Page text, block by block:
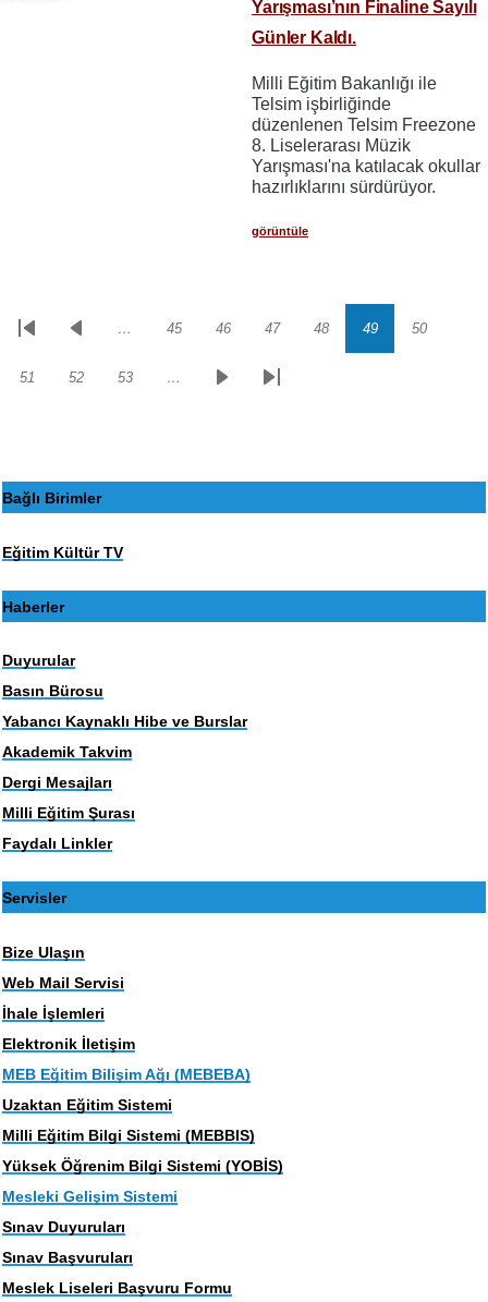
Yarışması’nın Finaline Sayılı
Günler Kaldı.
Milli Eğitim Bakanlığı ile
Telsim işbirliğinde
düzenlenen Telsim Freezone
8. Liselerarası Müzik
Yarışması'na katılacak okullar
hazırlıklarını sürdürüyor.
görüntüle
Sayfalama
İlk
Önceki… Sayfa
45 Sayfa
46 Sayfa
47 Sayfa
48 Sayfa
49 Sayfa
50
Sayfa
51 Sayfa
52 Sayfa
53 …
SonrakiSon
Bağlı Birimler
Eğitim Kültür TV
Haberler
Duyurular
Basın Bürosu
Yabancı Kaynaklı Hibe ve Burslar
Akademik Takvim
Dergi Mesajları
Milli Eğitim Şurası
Faydalı Linkler
Servisler
Bize Ulaşın
Web Mail Servisi
İhale İşlemleri
Elektronik İletişim
MEB Eğitim Bilişim Ağı (MEBEBA)
Uzaktan Eğitim Sistemi
Milli Eğitim Bilgi Sistemi (MEBBIS)
Yüksek Öğrenim Bilgi Sistemi (YOBİS)
Mesleki Gelişim Sistemi
Sınav Duyuruları
Sınav Başvuruları
Meslek Liseleri Başvuru Formu